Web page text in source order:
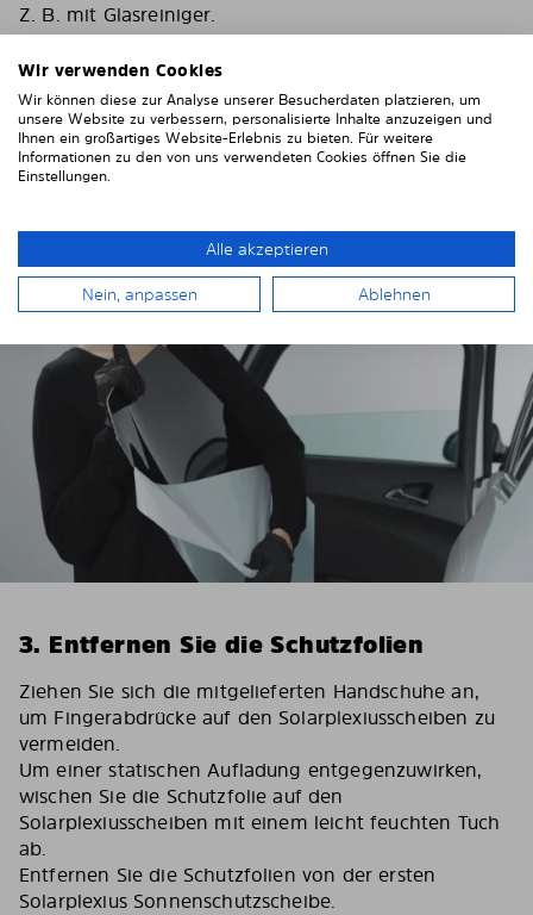
Z. B. mit Glasreiniger.
Um Kratzer an Ihrer Fahrzeugverkleidung zu
vermeiden, kleben Sie diese rund um die Fenster mit
einem festen Klebeband ab. Wir empfehlen
Gewebeklebeband oder Malerkrepp.
3. Entfernen Sie die Schutzfolien
Ziehen Sie sich die mitgelieferten Handschuhe an,
um Fingerabdrücke auf den Solarplexiusscheiben zu
vermeiden.
Um einer statischen Aufladung entgegenzuwirken,
wischen Sie die Schutzfolie auf den
Solarplexiusscheiben mit einem leicht feuchten Tuch
ab.
Entfernen Sie die Schutzfolien von der ersten
Solarplexius Sonnenschutzscheibe.
Wir verwenden Cookies
Wir können diese zur Analyse unserer Besucherdaten platzieren, um
unsere Website zu verbessern, personalisierte Inhalte anzuzeigen und
Ihnen ein großartiges Website-Erlebnis zu bieten. Für weitere
Informationen zu den von uns verwendeten Cookies öffnen Sie die
Einstellungen.
Alle akzeptieren
Nein, anpassen Ablehnen